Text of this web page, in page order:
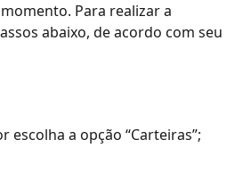
Para realizar a
abaixo, de acordo com seu
escolha a opção “Carteiras”;